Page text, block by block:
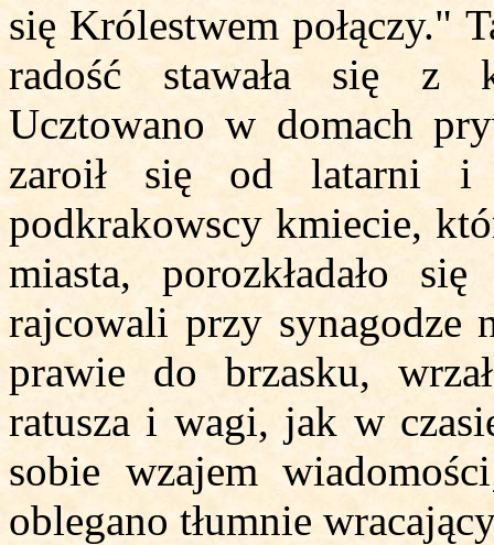
się Królestwem połączy."
radość stawała się z
Ucztowano w domach
zaroił się od latarni i
podkrakowscy kmiecie,
miasta, porozkładało
rajcowali przy synagodze
prawie do brzasku,
ratusza i wagi, jak w
sobie wzajem
oblegano tłumnie